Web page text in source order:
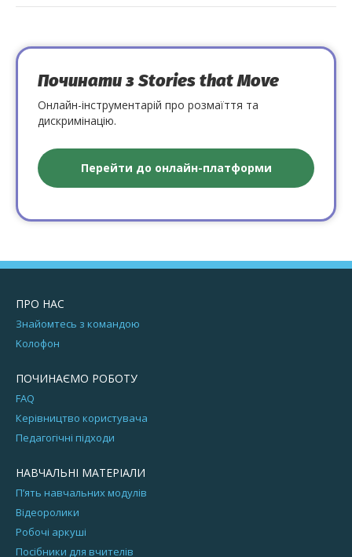
Починати з Stories that Move
Онлайн-інструментарій про розмаїття та
дискримінацію.
Перейти до онлайн-платформи
ПРО НАС
Знайомтесь з командою
Kолофон
ПОЧИНАЄМО РОБОТУ
FAQ
Керівництво користувача
Педагогічні підходи
НАВЧАЛЬНІ МАТЕРІАЛИ
П’ять навчальних модулів
Відеоролики
Робочі аркуші
Посібники для вчителів